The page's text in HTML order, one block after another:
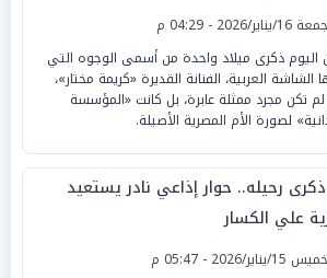
يناير/2026 - 04:29 م
اليوم ذكرى ميلاد واحدة من أسمى الوجوه التي
الشاشة العربية، الفنانة القديرة «كريمة مختار»،
تكن مجرد ممثلة عابرة، بل كانت «المؤسسة
لصورة الأم المصرية الأصيلة.
رحيله.. حوار إذاعي نادر يستعيد
علي الكسار
يناير/2026 - 05:47 م